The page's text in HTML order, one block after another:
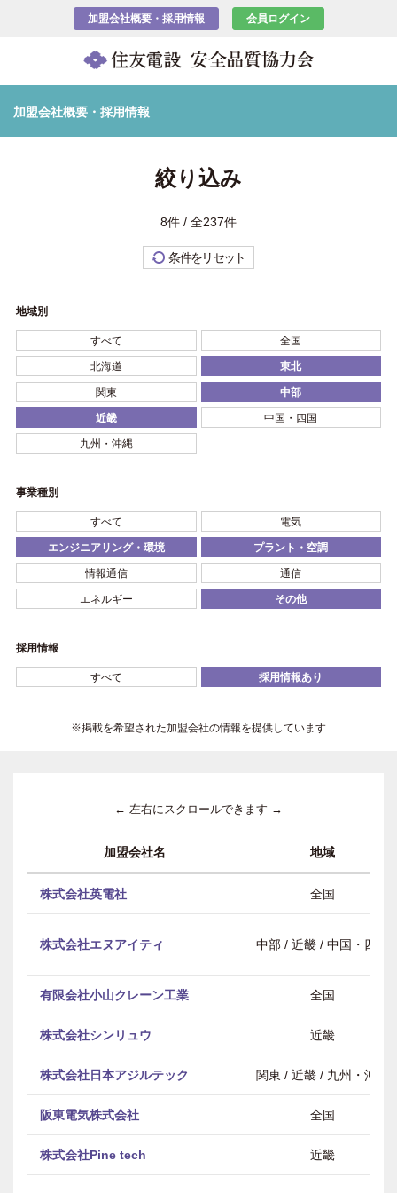
加盟会社概要・採用情報 会員ログイン
加盟会社概要・採用情報
絞り込み
8件 / 全237件
条件をリセット
地域別
すべて 全国
北海道 東北
関東 中部
近畿 中国・四国
九州・沖縄
事業種別
すべて 電気
エンジニアリング・環境 プラント・空調
情報通信 通信
エネルギー その他
採用情報
すべて 採用情報あり
※掲載を希望された加盟会社の情報を提供しています
← 左右にスクロールできます →
加盟会社名 地域
株式会社英電社 全国
株式会社エヌアイティ 中部 / 近畿 / 中国・四国
有限会社小山クレーン工業 全国
株式会社シンリュウ 近畿
株式会社日本アジルテック 関東 / 近畿 / 九州・沖縄
阪東電気株式会社 全国
株式会社Pine tech 近畿